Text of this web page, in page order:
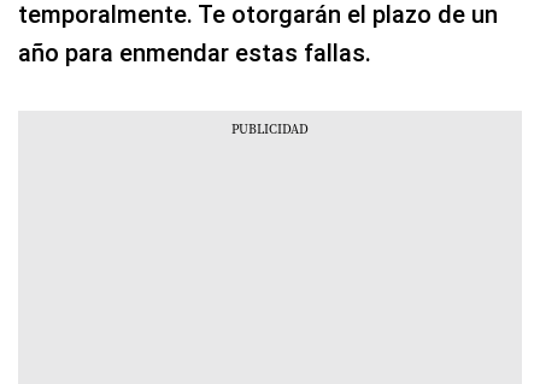
temporalmente. Te otorgarán el plazo de un
año para enmendar estas fallas.